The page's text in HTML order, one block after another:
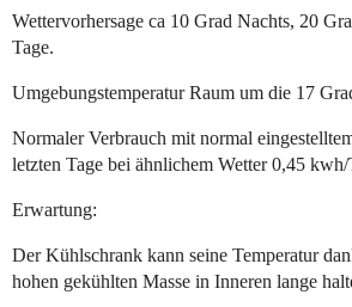
Wettervorhersage ca 10 Grad Nachts, 20
Tage.
Umgebungstemperatur Raum um die 17
Normaler Verbrauch mit normal
letzten Tage bei ähnlichem Wetter 0,45 kwh/
Erwartung:
Der Kühlschrank kann seine Temperatur
hohen gekühlten Masse in Inneren lange